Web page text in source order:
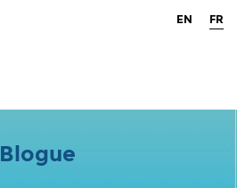
EN FR
Blogue